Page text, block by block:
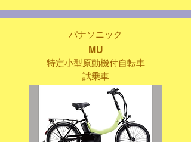
パナソニック
MU
特定小型原動機付自転車
試乗車